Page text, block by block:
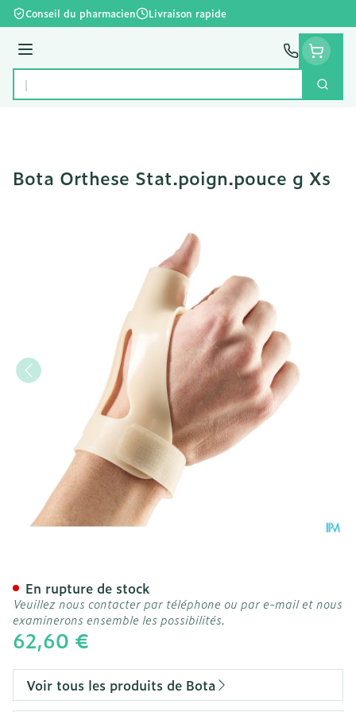
Aller au contenu
Conseil du pharmacien Livraison rapide
Menu
Rechercher
Bota Orthese Stat.poign.pouce g Xs
62,60 €
En rupture de stock
Veuillez nous contacter par téléphone ou par e-mail et nous
examinerons ensemble les possibilités.
Voir tous les produits de Bota